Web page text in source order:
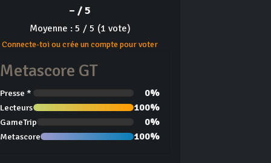
– / 5
Moyenne : 5 / 5 (1 vote)
Connecte-toi ou crée un compte pour voter
Metascore GT
Presse * 0%
Lecteurs 100%
GameTrip 0%
Metascore 100%